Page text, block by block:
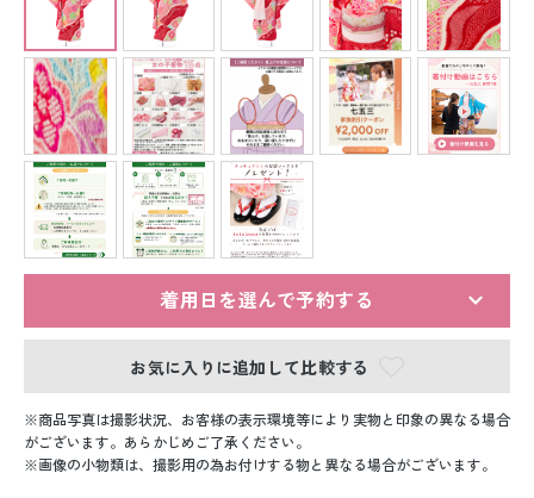
ジュニア洋装レンタル
ベビー洋装レンタル
紋付袴レンタル
留袖レンタル
男性礼装レンタル
白無垢&紋付袴レンタル
引き振袖レンタル
着用日を選んで予約する
お気に入りに追加して比較する
商品写真は撮影状況、お客様の表示環境等により実物と印象の異なる場合
がございます。あらかじめご了承ください。
画像の小物類は、撮影用の為お付けする物と異なる場合がございます。